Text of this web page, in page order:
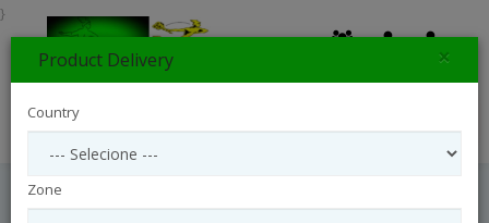
72621SG
}
Product Delivery ×
Country
Zone